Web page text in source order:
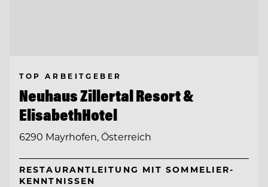
TOP ARBEITGEBER
Neuhaus Zillertal Resort &
ElisabethHotel
6290 Mayrhofen, Österreich
RESTAURANTLEITUNG MIT SOMMELIER-
KENNTNISSEN